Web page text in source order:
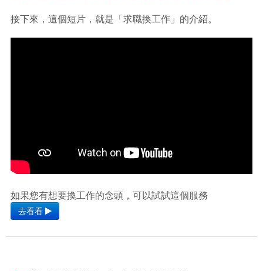
接下來，這個短片，就是「求職換工作」的介紹。
如果您有想要換工作的念頭，可以試試這個服務
去看看